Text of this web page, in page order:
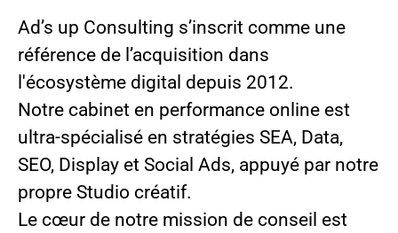
Ad’s up Consulting s’inscrit comme une
référence de l’acquisition dans
l'écosystème digital depuis 2012.
Notre cabinet en performance online est
ultra-spécialisé en stratégies SEA, Data,
SEO, Display et Social Ads, appuyé par notre
propre Studio créatif.
Le cœur de notre mission de conseil est